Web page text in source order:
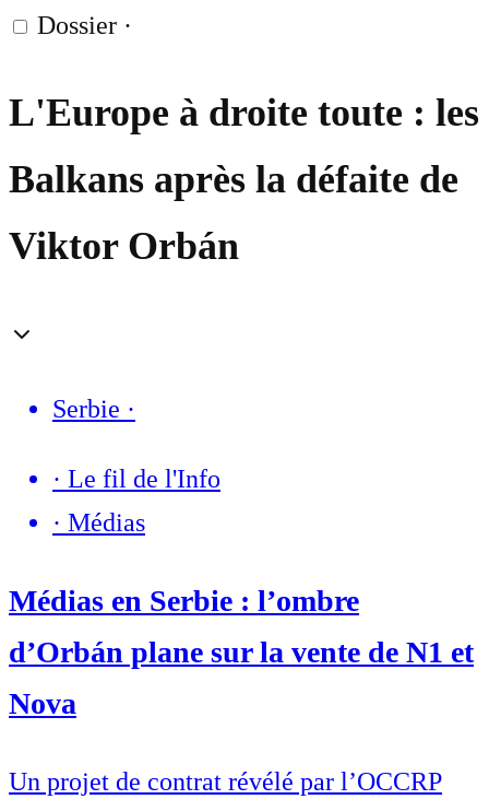
Dossier ·
L'Europe à droite toute : les
Balkans après la défaite de
Viktor Orbán
Serbie ·
· Le fil de l'Info
· Médias
Médias en Serbie : l’ombre
d’Orbán plane sur la vente de N1 et
Nova
Un projet de contrat révélé par l’OCCRP